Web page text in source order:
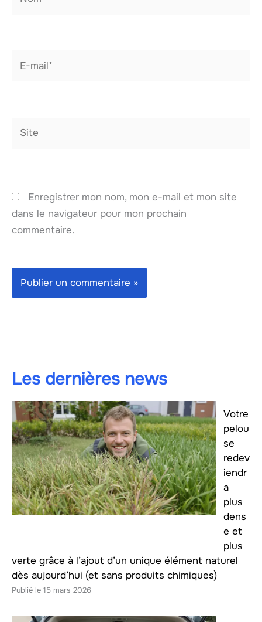
mail*
Enregistrer mon nom, mon e-mail et mon site
dans le navigateur pour mon prochain
commentaire.
Les dernières news
Votre
pelou
se
redev
iendr
a
plus
dens
e et
plus
verte grâce à l’ajout d’un unique élément naturel
dès aujourd’hui (et sans produits chimiques)
15 mars 2026